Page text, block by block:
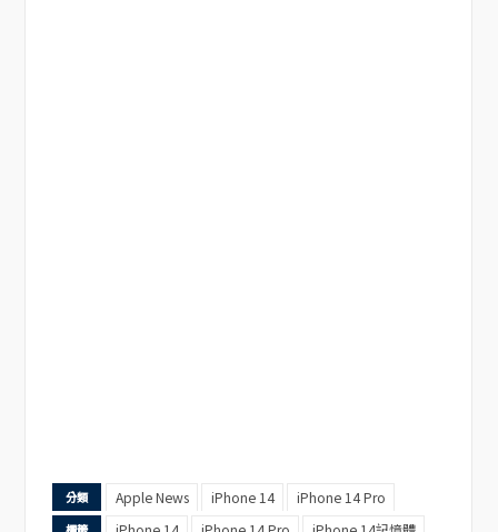
分類 Apple News iPhone 14 iPhone 14 Pro